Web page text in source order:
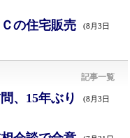
の住宅販売 (8月3日
記事一覧
、15年ぶり (8月3日